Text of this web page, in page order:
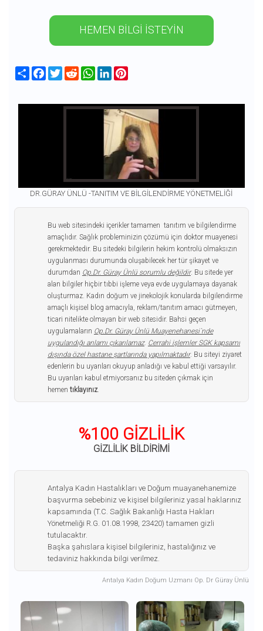
HEMEN BİLGİ İSTEYİN
Share Facebook
TwitterRedditWhatsApp
LinkedIn
DR.GÜRAY ÜNLÜ -TANITIM VE BİLGİLENDİRME YÖNETMELİĞİ
Bu web sitesindeki içerikler tamamen tanıtım ve bilgilendirme
amaçlıdır. Sağlık probleminizin çözümü için doktor muayenesi
gerekmektedir. Bu sitedeki bilgilerin hekim kontrolü olmaksızın
uygulanması durumunda oluşabilecek her tür şikayet ve
durumdan Op.Dr. Güray Ünlü sorumlu değildir. Bu sitede yer
alan bilgiler hiçbir tıbbi işleme veya evde uygulamaya dayanak
oluşturmaz. Kadın doğum ve jinekolojik konularda bilgilendirme
amaçlı kişisel blog amacıyla, reklam/tanıtım amacı gütmeyen,
ticari nitelikte olmayan bir web sitesidir. Bahsi geçen
uygulamaların Op.Dr. Güray Ünlü Muayenehanesi`nde
uygulandığı anlamı çıkarılamaz. Cerrahi işlemler SGK kapsamı
dışında özel hastane şartlarında yapılmaktadır. Bu siteyi ziyaret
edenlerin bu uyarıları okuyup anladığı ve kabul ettiği varsayılır.
Bu uyarıları kabul etmiyorsanız bu siteden çıkmak için
hemen tıklayınız.
%100 GİZLİLİK
GİZLİLİK BİLDİRİMİ
Antalya Kadın Hastalıkları ve Doğum muayanehanemize
başvurma sebebiniz ve kişisel bilgileriniz yasal haklarınız
kapsamında (T.C. Sağlık Bakanlığı Hasta Hakları
Yönetmeliği R.G. 01.08.1998, 23420) tamamen gizli
tutulacaktır.
Başka şahıslara kişisel bilgileriniz, hastalığınız ve
tedaviniz hakkında bilgi verilmez.
Antalya Kadın Doğum Uzmanı Op. Dr Güray Ünlü